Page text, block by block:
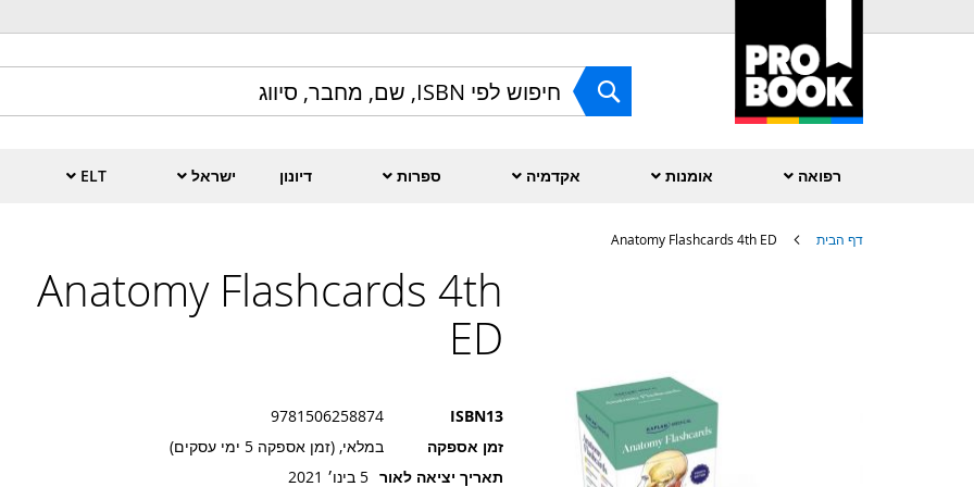
to
Content
חפש
רפואה אומנות אקדמיה ספרות דיונון ישראל ELT
דף הבית Anatomy Flashcards 4th ED
Anatomy Flashcards 4th
ED
ISBN13
9781506258874
זמן אספקה
במלאי, (זמן אספקה 5 ימי עסקים)
תאריך יציאה לאור 5 בינו׳ 2021